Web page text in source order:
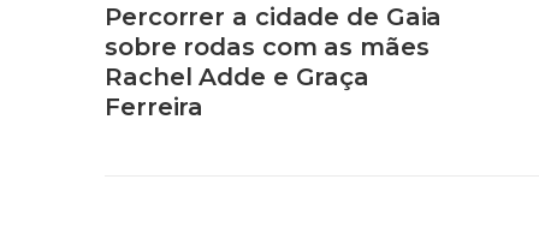
Percorrer a cidade de Gaia
sobre rodas com as mães
Rachel Adde e Graça
Ferreira